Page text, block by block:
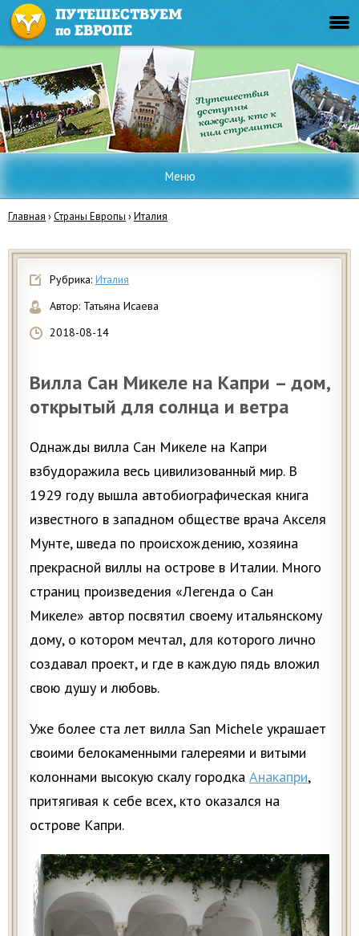
Меню
Главная ›Страны Европы ›Италия
Рубрика: Италия
Автор: Татьяна Исаева
2018-08-14
Вилла Сан Микеле на Капри – дом,
открытый для солнца и ветра
Однажды вилла Сан Микеле на Капри
взбудоражила весь цивилизованный мир. В
1929 году вышла автобиографическая книга
известного в западном обществе врача Акселя
Мунте, шведа по происхождению, хозяина
прекрасной виллы на острове в Италии. Много
страниц произведения «Легенда о Сан
Микеле» автор посвятил своему итальянскому
дому, о котором мечтал, для которого лично
создавал проект, и где в каждую пядь вложил
свою душу и любовь.
Уже более ста лет вилла San Michele украшает
своими белокаменными галереями и витыми
колоннами высокую скалу городка Анакапри,
притягивая к себе всех, кто оказался на
острове Капри.